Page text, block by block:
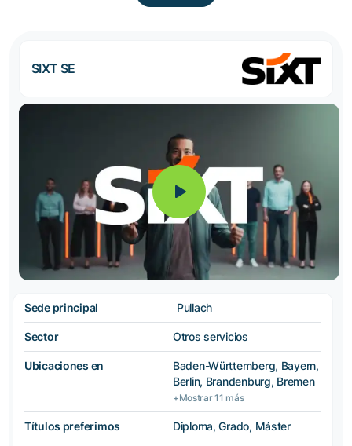
SIXT SE
Sede principal Pullach
Sector Otros servicios
Ubicaciones en
Baden-Württemberg, Bayern,
Berlin, Brandenburg, Bremen
+Mostrar 11 más
Títulos preferimos Diploma, Grado, Máster